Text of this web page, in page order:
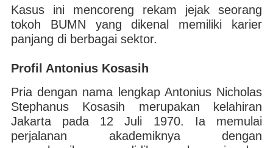
Kasus ini mencoreng rekam jejak seorang
tokoh BUMN yang dikenal memiliki karier
panjang di berbagai sektor.
Profil Antonius Kosasih
Pria dengan nama lengkap Antonius Nicholas
Stephanus Kosasih merupakan kelahiran
Jakarta pada 12 Juli 1970. Ia memulai
perjalanan akademiknya dengan